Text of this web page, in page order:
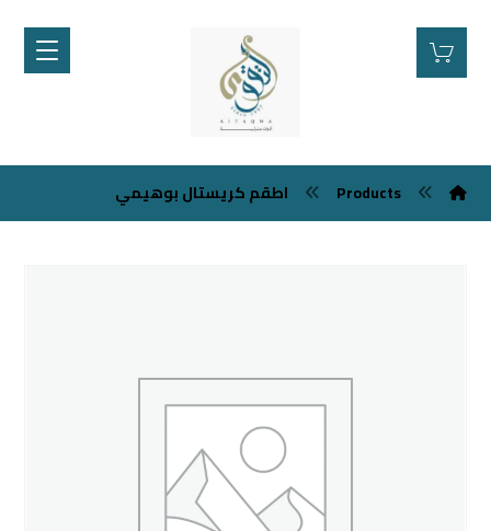
Products اطقم كريستال بوهيمي